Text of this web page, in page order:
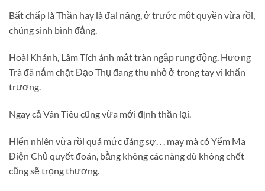
Bất chấp là Thần hay là đại năng, ở trước một quyền vừa rồi,
chúng sinh bình đẳng.
Hoài Khánh, Lâm Tích ánh mắt tràn ngập rung động, Hương
Trà đã nắm chặt Đạo Thụ đang thu nhỏ ở trong tay vì khẩn
trương.
Ngay cả Vân Tiêu cũng vừa mới định thần lại.
Hiển nhiên vừa rồi quá mức đáng sợ. . . may mà có Yểm Ma
Điện Chủ quyết đoán, bằng không các nàng dù không chết
cũng sẽ trọng thương.